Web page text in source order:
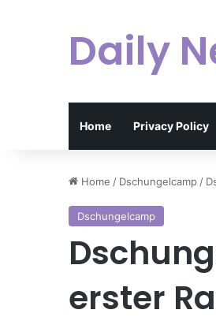
Daily
Home Privacy Policy
Home / Dschungelcamp /
Dschungelcamp
erster